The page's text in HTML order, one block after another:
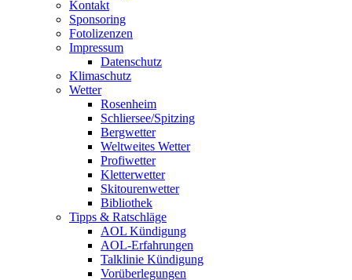
Kontakt
Sponsoring
Fotolizenzen
Impressum
Datenschutz
Klimaschutz
Wetter
Rosenheim
Schliersee/Spitzing
Bergwetter
Weltweites Wetter
Profiwetter
Kletterwetter
Skitourenwetter
Bibliothek
Tipps & Ratschläge
AOL Kündigung
AOL-Erfahrungen
Talklinie Kündigung
Vorüberlegungen